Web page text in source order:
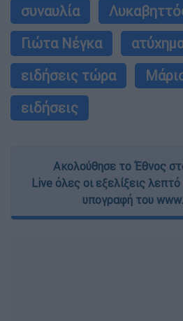
συναυλία
Γιώτα Νέγκα
ειδήσεις τώρα
ειδήσεις
Ακολούθησε το Έθνος
Live όλες οι εξελίξεις
υπογραφή του